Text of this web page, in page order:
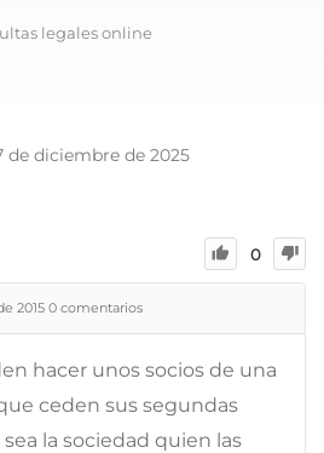
legales online
de diciembre de 2025
0
2015 0 comentarios
hacer unos socios de una
ceden sus segundas
la sociedad quien las